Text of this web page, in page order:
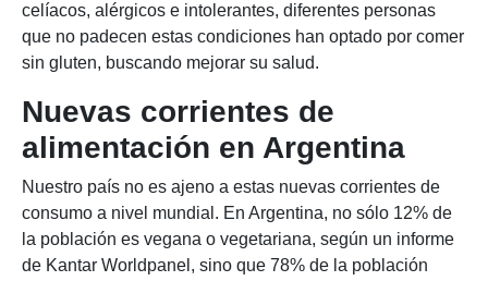
celíacos, alérgicos e intolerantes, diferentes personas
que no padecen estas condiciones han optado por comer
sin gluten, buscando mejorar su salud.
Nuevas corrientes de
alimentación en Argentina
Nuestro país no es ajeno a estas nuevas corrientes de
consumo a nivel mundial. En Argentina, no sólo 12% de
la población es vegana o vegetariana, según un informe
de Kantar Worldpanel, sino que 78% de la población